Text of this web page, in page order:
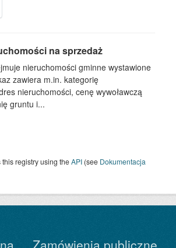
na sprzedaż
nieruchomości gminne wystawione
zawiera m.in. kategorię
nieruchomości, cenę wywoławczą
gruntu i...
registry using theAPI (see Dokumentacja
Zamówienia publiczne